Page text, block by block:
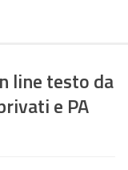
line testo da
e PA